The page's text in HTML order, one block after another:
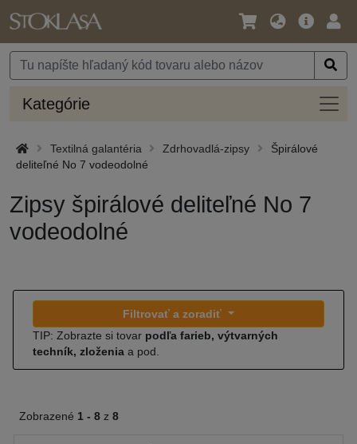
Jazyk
Mena
Hlavná
Kategórie
Textilná galantéria Zdrhovadlá-zipsy
Špirálové
deliteľné No 7 vodeodolné
Zipsy špirálové deliteľné No 7
vodeodolné
Filtrovať a zoradiť
TIP: Zobrazte si tovar podľa farieb, výtvarných
techník, zloženia a pod.
Zobrazené 1 - 8 z 8